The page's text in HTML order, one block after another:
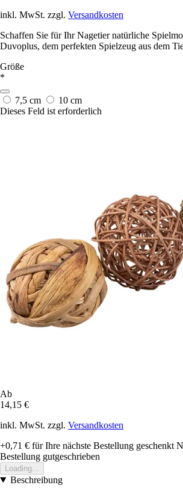
inkl. MwSt. zzgl. Versandkosten
Schaffen Sie für Ihr Nagetier natürliche
Duvoplus, dem perfekten Spielzeug aus dem
Größe
*
7,5 cm
10 cm
Dieses Feld ist erforderlich
Ab
14,15 €
inkl. MwSt. zzgl. Versandkosten
+0,71 € für Ihre nächste Bestellung geschenkt
Bestellung gutgeschrieben
Loading...
Beschreibung